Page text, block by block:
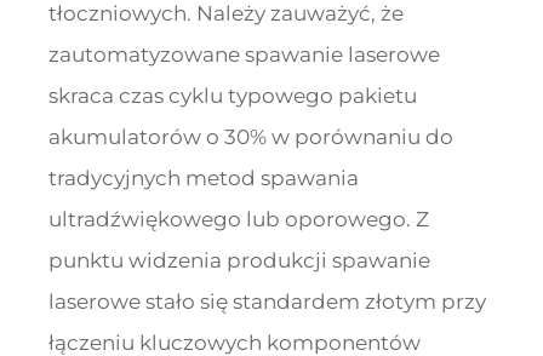
tłoczniowych. Należy zauważyć, że
zautomatyzowane spawanie laserowe
skraca czas cyklu typowego pakietu
akumulatorów o 30% w porównaniu do
tradycyjnych metod spawania
ultradźwiękowego lub oporowego. Z
punktu widzenia produkcji spawanie
laserowe stało się standardem złotym przy
łączeniu kluczowych komponentów